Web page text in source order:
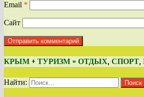
Email *
Сайт
КРЫМ + ТУРИЗМ = ОТДЫХ, СПОРТ,
Найти: